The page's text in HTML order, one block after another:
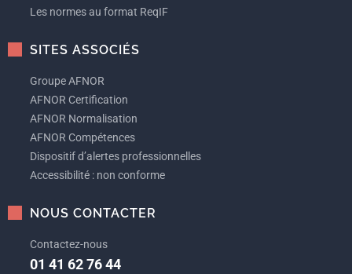
Les normes au format ReqIF
SITES ASSOCIÉS
Groupe AFNOR
AFNOR Certification
AFNOR Normalisation
AFNOR Compétences
Dispositif d’alertes professionnelles
Accessibilité : non conforme
NOUS CONTACTER
Contactez-nous
01 41 62 76 44